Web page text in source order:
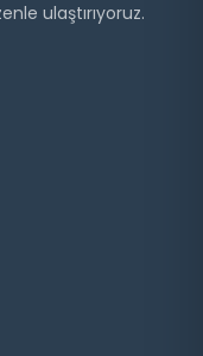
ulaştırıyoruz.